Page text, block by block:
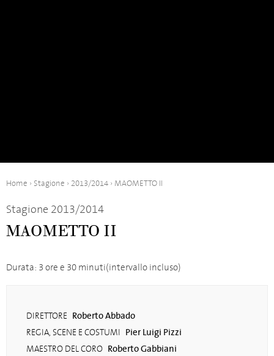
Home › Stagione › 2013/2014 › MAOMETTO II
Stagione 2013/2014
MAOMETTO II
Durata: 3 ore e 30 minuti(intervallo incluso)
DIRETTORE Roberto Abbado
REGIA, SCENE E COSTUMI Pier Luigi Pizzi
MAESTRO DEL CORO Roberto Gabbiani